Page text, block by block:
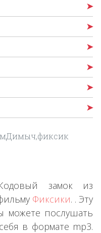
➤
➤
➤
➤
➤
➤
замок из
Фиксики. . Эту
можете послушать
в формате mp3.